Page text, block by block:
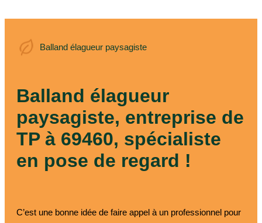
Balland élagueur paysagiste
Balland élagueur
Balland élagueur
paysagiste, entreprise de
TP à 69460, spécialiste
en pose de regard !
C’est une bonne idée de faire appel à un professionnel pour